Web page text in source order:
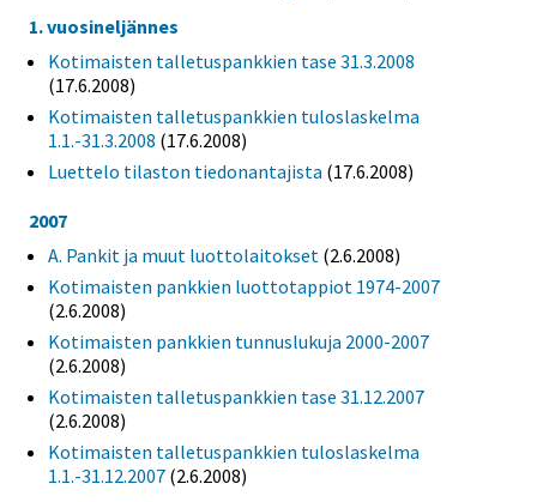
1. vuosineljännes
Kotimaisten talletuspankkien tase 31.3.2008
(17.6.2008)
Kotimaisten talletuspankkien tuloslaskelma
1.1.-31.3.2008 (17.6.2008)
Luettelo tilaston tiedonantajista (17.6.2008)
2007
A. Pankit ja muut luottolaitokset (2.6.2008)
Kotimaisten pankkien luottotappiot 1974-2007
(2.6.2008)
Kotimaisten pankkien tunnuslukuja 2000-2007
(2.6.2008)
Kotimaisten talletuspankkien tase 31.12.2007
(2.6.2008)
Kotimaisten talletuspankkien tuloslaskelma
1.1.-31.12.2007 (2.6.2008)